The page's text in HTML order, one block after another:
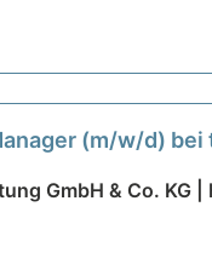
(m/w/d)
GmbH & Co. KG |